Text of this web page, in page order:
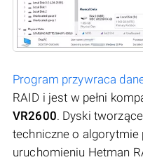
Program przywraca
RAID i jest w pełni
VR2600. Dyski
techniczne o algorytmie
uruchomieniu Hetman